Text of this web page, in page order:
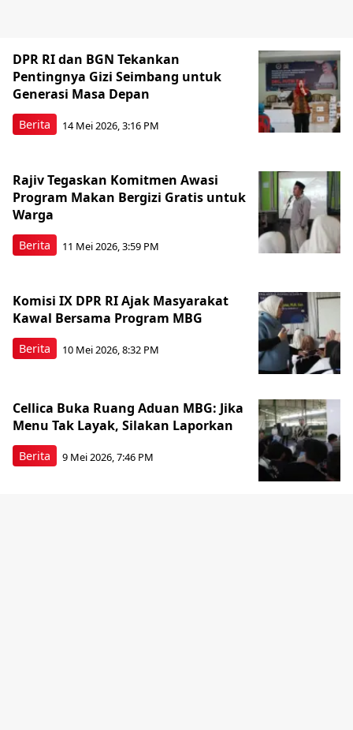
Berita
DPR RI dan BGN Tekankan
Pentingnya Gizi Seimbang untuk
Generasi Masa Depan
14 Mei 2026, 3:16 PM
Berita
Rajiv Tegaskan Komitmen Awasi
Program Makan Bergizi Gratis untuk
Warga
11 Mei 2026, 3:59 PM
Berita
Komisi IX DPR RI Ajak Masyarakat
Kawal Bersama Program MBG
10 Mei 2026, 8:32 PM
Berita
Cellica Buka Ruang Aduan MBG: Jika
Menu Tak Layak, Silakan Laporkan
9 Mei 2026, 7:46 PM